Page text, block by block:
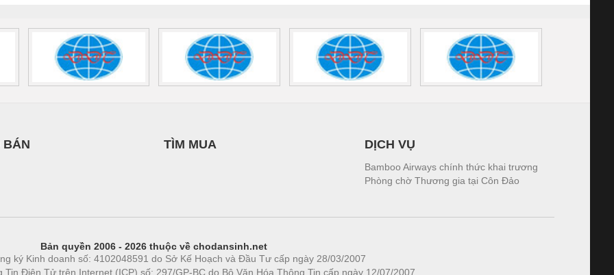
BÁN TÌM MUA DỊCH VỤ
Bamboo Airways chính thức khai trương
Phòng chờ Thương gia tại Côn Đảo
Bản quyền 2006 - 2026 thuộc về chodansinh.net
ký Kinh doanh số: 4102048591 do Sở Kế Hoạch và Đầu Tư cấp ngày 28/03/2007
Tin Điện Tử trên Internet (ICP) số: 297/GP-BC do Bộ Văn Hóa Thông Tin cấp ngày 12/07/2007